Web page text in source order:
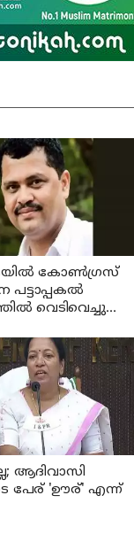
കോണ്‍ഗ്രസ്
പട്ടാപ്പകല്‍
വെടിവെച്ചു
ആദിവാസി
പേര് 'ഊര്' എന്ന്